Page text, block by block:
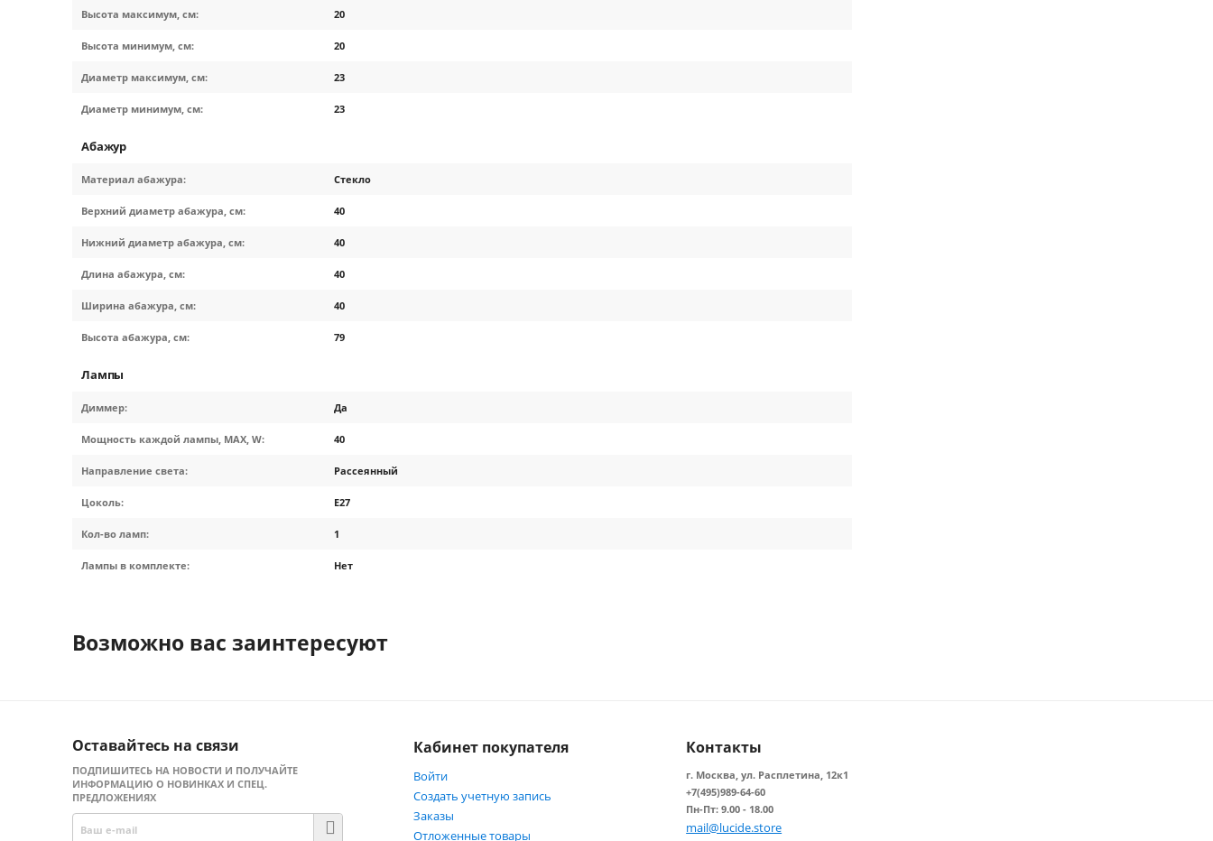
Высота максимум, см: 20
Высота минимум, см: 20
Диаметр максимум, см: 23
Диаметр минимум, см: 23
Абажур
Материал абажура: Стекло
Верхний диаметр абажура, см: 40
Нижний диаметр абажура, см: 40
Длина абажура, см: 40
Ширина абажура, см: 40
Высота абажура, см: 79
Лампы
Диммер: Да
Мощность каждой лампы, MAX, W: 40
Направление света: Рассеянный
Цоколь: E27
Кол-во ламп: 1
Лампы в комплекте: Нет
Возможно вас заинтересуют
Оставайтесь на связи
ПОДПИШИТЕСЬ НА НОВОСТИ И ПОЛУЧАЙТЕ
ИНФОРМАЦИЮ О НОВИНКАХ И СПЕЦ.
ПРЕДЛОЖЕНИЯХ
Кабинет покупателя
Войти
Создать учетную запись
Заказы
Отложенные товары
Контакты
г. Москва, ул. Расплетина, 12к1
+7(495)989-64-60
Пн-Пт: 9.00 - 18.00
mail@lucide.store